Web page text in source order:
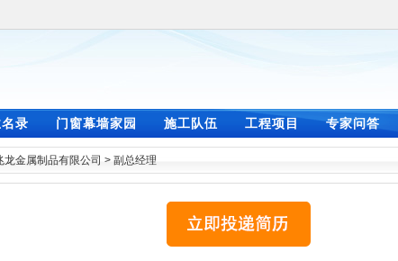
录 门窗幕墙家园 施工队伍 工程项目 专家问答
龙金属制品有限公司 > 副总经理